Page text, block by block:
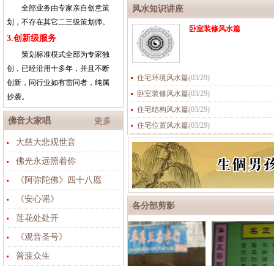
全部业务由专家亲自创意策
划，不存在其它二三级策划师。
3.创新级服务
策划标准模式全部为专家独
创，已经沿用十多年，并且不断
创新，同行业如有雷同者，纯属
抄袭。
佛音大家唱 更多
大慈大悲观世音
佛光永远照着你
《阿弥陀佛》四十八愿
《安心谣》
莲花处处开
《观音圣号》
普渡众生
风水知识讲座
卧室装修风水篇
住宅环境风水篇(03/29)
卧室装修风水篇(03/29)
住宅结构风水篇(03/29)
住宅位置风水篇(03/29)
各分部剪影